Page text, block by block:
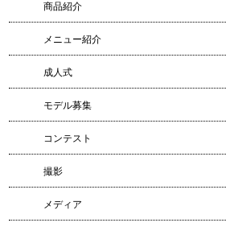
商品紹介
メニュー紹介
成人式
モデル募集
コンテスト
撮影
メディア